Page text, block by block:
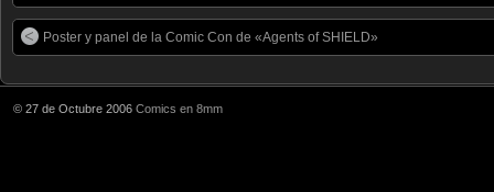
Poster y panel de la Comic Con de «Agents of SHIELD»
© 27 de Octubre 2006 Comics en 8mm